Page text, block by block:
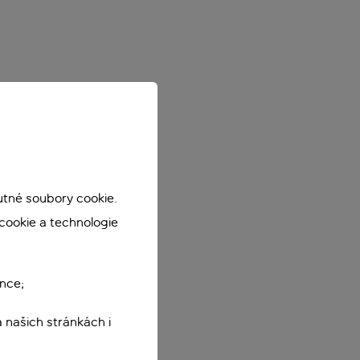
soubory cookie.
a technologie
našich stránkách i